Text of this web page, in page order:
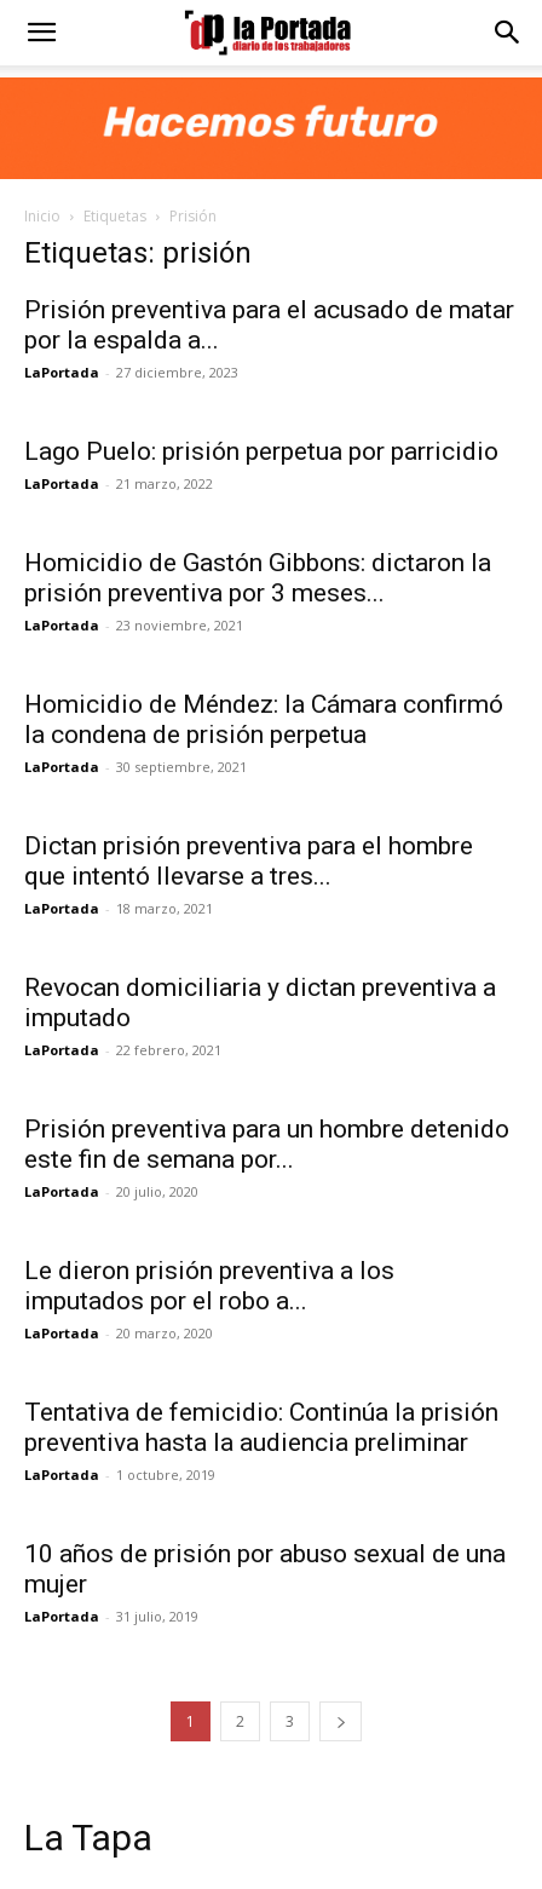
Diario
Portada
Inicio Etiquetas Prisión
Etiquetas: prisión
Prisión preventiva para el acusado de matar
por la espalda a...
LaPortada - 27 diciembre, 2023
Lago Puelo: prisión perpetua por parricidio
LaPortada - 21 marzo, 2022
Homicidio de Gastón Gibbons: dictaron la
prisión preventiva por 3 meses...
LaPortada - 23 noviembre, 2021
Homicidio de Méndez: la Cámara confirmó
la condena de prisión perpetua
LaPortada - 30 septiembre, 2021
Dictan prisión preventiva para el hombre
que intentó llevarse a tres...
LaPortada - 18 marzo, 2021
Revocan domiciliaria y dictan preventiva a
imputado
LaPortada - 22 febrero, 2021
Prisión preventiva para un hombre detenido
este fin de semana por...
LaPortada - 20 julio, 2020
Le dieron prisión preventiva a los
imputados por el robo a...
LaPortada - 20 marzo, 2020
Tentativa de femicidio: Continúa la prisión
preventiva hasta la audiencia preliminar
LaPortada - 1 octubre, 2019
10 años de prisión por abuso sexual de una
mujer
LaPortada - 31 julio, 2019
1 2 3
La Tapa